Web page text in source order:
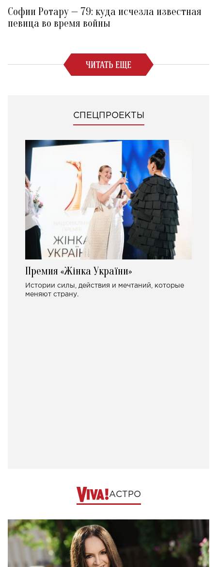
Софии Ротару — 79: куда исчезла известная
певица во время войны
ЧИТАТЬ ЕЩЕ
СПЕЦПРОЕКТЫ
Премия «Жінка України»
Истории силы, действия и мечтаний, которые
меняют страну.
АСТРО